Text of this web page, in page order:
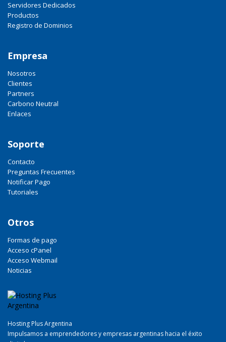
Servidores Dedicados
Productos
Registro de Dominios
Empresa
Nosotros
Clientes
Partners
Carbono Neutral
Enlaces
Soporte
Contacto
Preguntas Frecuentes
Notificar Pago
Tutoriales
Otros
Formas de pago
Acceso cPanel
Acceso Webmail
Noticias
Hosting Plus Argentina
Impulsamos a emprendedores y empresas argentinas hacia el éxito